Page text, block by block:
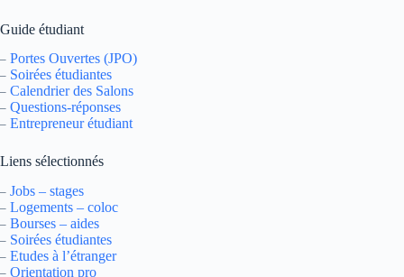
Guide étudiant
– Portes Ouvertes (JPO)
– Soirées étudiantes
– Calendrier des Salons
– Questions-réponses
– Entrepreneur étudiant
Liens sélectionnés
– Jobs – stages
– Logements – coloc
– Bourses – aides
– Soirées étudiantes
– Etudes à l’étranger
– Orientation pro